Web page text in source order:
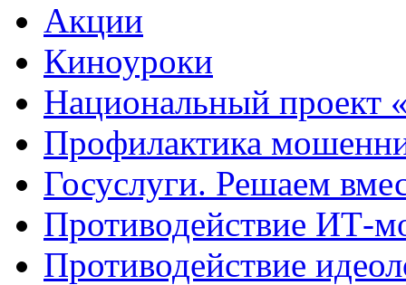
Акции
Киноуроки
Национальный проект
Профилактика
Госуслуги. Решаем
Противодействие ИТ-
Противодействие